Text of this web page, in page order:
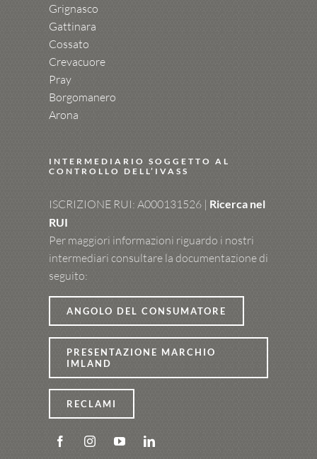
Grignasco
Gattinara
Cossato
Crevacuore
Pray
Borgomanero
Arona
INTERMEDIARIO SOGGETTO AL
CONTROLLO DELL’IVASS
ISCRIZIONE RUI: A000131526 | Ricerca nel
RUI
Per maggiori informazioni riguardo i nostri
intermediari consultare la documentazione di
seguito:
ANGOLO DEL CONSUMATORE
PRESENTAZIONE MARCHIO
IMLAND
RECLAMI